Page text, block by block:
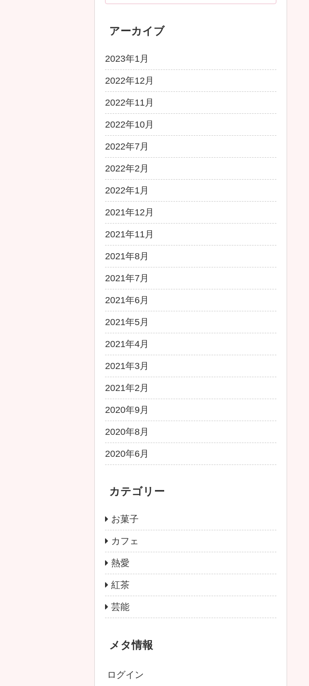
アーカイブ
2023年1月
2022年12月
2022年11月
2022年10月
2022年7月
2022年2月
2022年1月
2021年12月
2021年11月
2021年8月
2021年7月
2021年6月
2021年5月
2021年4月
2021年3月
2021年2月
2020年9月
2020年8月
2020年6月
カテゴリー
お菓子
カフェ
熱愛
紅茶
芸能
メタ情報
ログイン